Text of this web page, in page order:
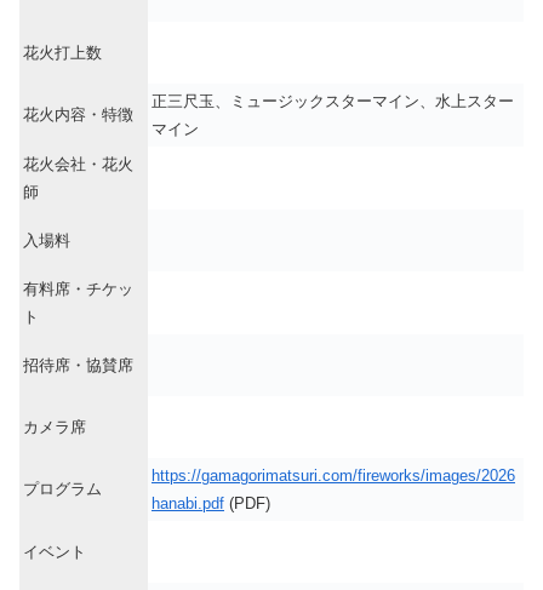
花火打上数
花火内容・特徴
正三尺玉、ミュージックスターマイン、水上スター
マイン
花火会社・花火
師
入場料
有料席・チケッ
ト
招待席・協賛席
カメラ席
プログラム
https://gamagorimatsuri.com/fireworks/images/2026
hanabi.pdf (PDF)
イベント